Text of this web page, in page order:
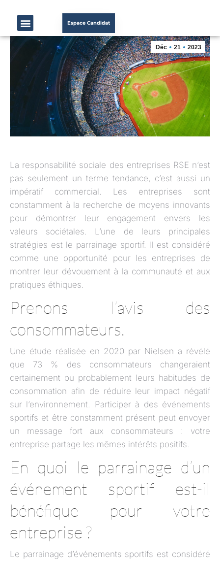
Espace Candidat
Déc 21 2023
La responsabilité sociale des entreprises RSE n’est
pas seulement un terme tendance, c’est aussi un
impératif commercial. Les entreprises sont
constamment à la recherche de moyens innovants
pour démontrer leur engagement envers les
valeurs sociétales. L’une de leurs principales
stratégies est le parrainage sportif. Il est considéré
comme une opportunité pour les entreprises de
montrer leur dévouement à la communauté et aux
pratiques éthiques.
Prenons l’avis des
consommateurs.
Une étude réalisée en 2020 par Nielsen a révélé
que 73 % des consommateurs changeraient
certainement ou probablement leurs habitudes de
consommation afin de réduire leur impact négatif
sur l’environnement. Participer à des événements
sportifs et être constamment présent peut envoyer
un message fort aux consommateurs : votre
entreprise partage les mêmes intérêts positifs.
En quoi le parrainage d’un
événement sportif est-il
bénéfique pour votre
entreprise ?
Le parrainage d’événements sportifs est considéré